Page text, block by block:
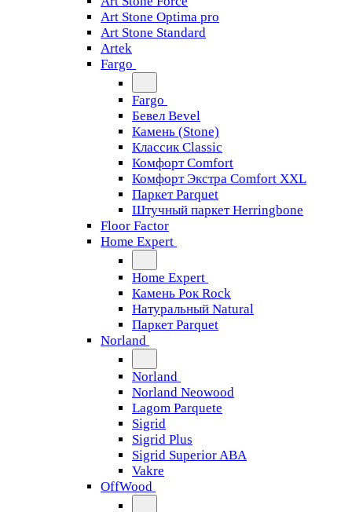
Art Stone Optima pro
Art Stone Standard
Artek
Fargo
Fargo
Бевел Bevel
Камень (Stone)
Классик Classic
Комфорт Comfort
Комфорт Экстра Comfort XXL
Паркет Parquet
Штучный паркет Herringbone
Floor Factor
Home Expert
Home Expert
Камень Рок Rock
Натуральный Natural
Паркет Parquet
Norland
Norland
Norland Neowood
Lagom Parquete
Sigrid
Sigrid Plus
Sigrid Superior ABA
Vakre
OffWood